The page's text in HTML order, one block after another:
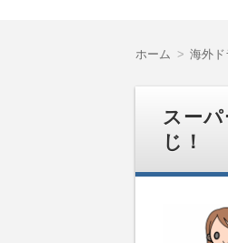
ホーム 海外ド
スー
じ！